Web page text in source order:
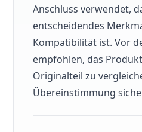
Anschluss verwendet,
entscheidendes
Kompatibilität ist. Vor
empfohlen, das
Originalteil zu
Übereinstimmung